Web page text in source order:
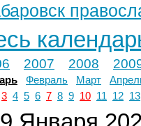
2007 2008
Февраль Март
3 4 5 6 7 8 9 10 11 12 13